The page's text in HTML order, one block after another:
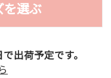
を選ぶ
出荷予定です。